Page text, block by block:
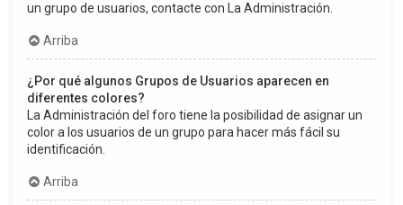
un grupo de usuarios, contacte con La Administración.
Arriba
¿Por qué algunos Grupos de Usuarios aparecen en
diferentes colores?
La Administración del foro tiene la posibilidad de asignar un
color a los usuarios de un grupo para hacer más fácil su
identificación.
Arriba